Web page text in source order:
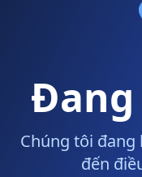
Đang
Chúng tôi đang
đến